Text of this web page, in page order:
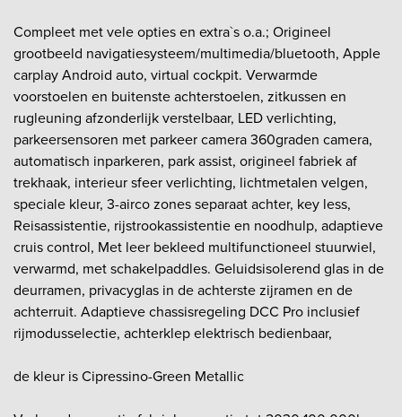
Compleet met vele opties en extra`s o.a.; Origineel
grootbeeld navigatiesysteem/multimedia/bluetooth, Apple
carplay Android auto, virtual cockpit. Verwarmde
voorstoelen en buitenste achterstoelen, zitkussen en
rugleuning afzonderlijk verstelbaar, LED verlichting,
parkeersensoren met parkeer camera 360graden camera,
automatisch inparkeren, park assist, origineel fabriek af
trekhaak, interieur sfeer verlichting, lichtmetalen velgen,
speciale kleur, 3-airco zones separaat achter, key less,
Reisassistentie, rijstrookassistentie en noodhulp, adaptieve
cruis control, Met leer bekleed multifunctioneel stuurwiel,
verwarmd, met schakelpaddles. Geluidsisolerend glas in de
deurramen, privacyglas in de achterste zijramen en de
achterruit. Adaptieve chassisregeling DCC Pro inclusief
rijmodusselectie, achterklep elektrisch bedienbaar,
de kleur is Cipressino-Green Metallic